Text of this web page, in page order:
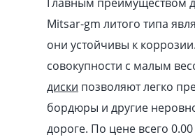
Mitsar-gm литого типа
они устойчивы к
совокупности с малым
диски позволяют легко
бордюры и другие
дороге. По цене всего 0.00